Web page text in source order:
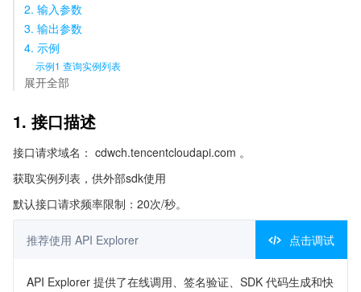
2. 输入参数
3. 输出参数
4. 示例
示例1 查询实例列表
展开全部
1. 接口描述
接口请求域名： cdwch.tencentcloudapi.com 。
获取实例列表，供外部sdk使用
默认接口请求频率限制：20次/秒。
推荐使用 API Explorer 点击调试
API Explorer 提供了在线调用、签名验证、SDK 代码生成和快